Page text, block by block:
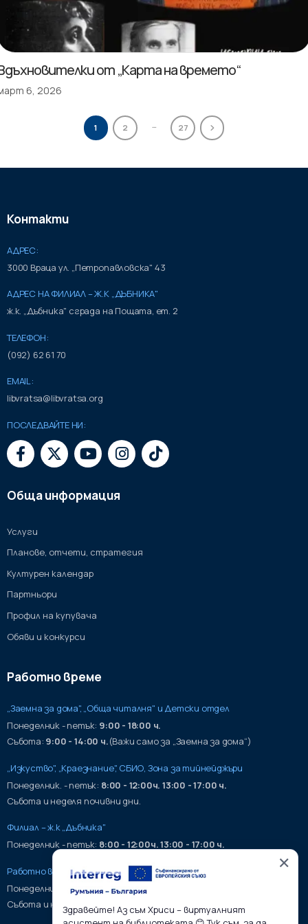
от „Карта на времето“
6, 2026
1 2 … 27
Контакти
АДРЕС:
3000 Враца ул. „Петропавловска" 43
АДРЕС НА ФИЛИАЛ – Ж.К „ДЪБНИКА"
ж.к. „Дъбника" сграда на Пощата, ет. 2
ТЕЛЕФОН:
(092) 62 61 70
EMAIL:
libvratsa@libvratsa.org
ПОСЛЕДВАЙТЕ НИ:
Обща информация
Услуги
Планове, отчети, стратегия
Културен календар
Партньори
Профил на купувача
Обяви и конкурси
Работно време
„Заемна за дома", „Обща читалня" и Детски отдел
Понеделник - петък: 9:00 - 18:00 ч.
Събота: 9:00 - 14:00 ч.(Важи само за „Заемна за дома“)
„Изкуство", „Краезнание", СБИО, Зона за тийнейджъри
Понеделник. - петък: 8:00 - 12:00ч. 13:00 - 17:00 ч.
Събота и неделя почивни дни.
Филиал – ж.к „Дъбника"
Понеделник - петък: 8:00 - 12:00ч. 13:00 - 17:00 ч.
Работно време на хранилища:
Понеделник - петък:9:00 - 17:00ч.
Събота и неделя почивни дни.
✕
Здравейте! Аз съм Хриси – виртуалният